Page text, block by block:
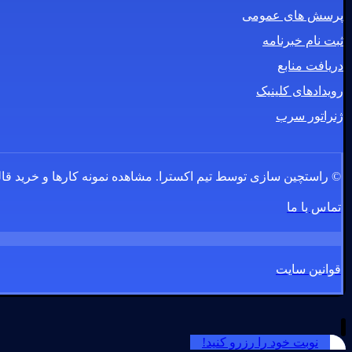
پرسش های عمومی
ثبت نام خبرنامه
دریافت منابع
رویدادهای کلینیک
ژنراتور سرب
© راستچین سازی توسط تیم اکسترا. مشاهده نمونه کارها و خرید
تماس با ما
قوانین سایت
نوبت خود را رزرو کنید!